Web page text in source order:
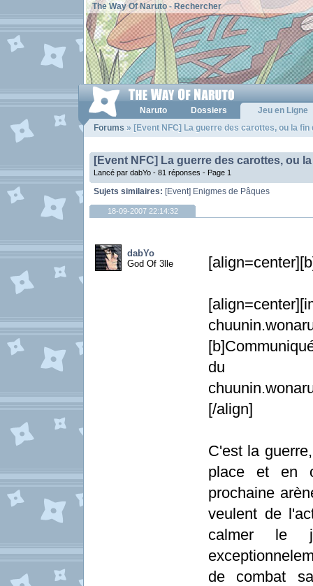
The Way Of Naruto- Rechercher
Naruto Dossiers
Jeu en Ligne
Forums » [Event NFC] La guerre des carottes, ou la
[Event NFC] La guerre des carottes, ou
Lancé par dabYo - 81 réponses - Page 1
Sujets similaires: [Event] Enigmes de Pâques
18-09-2007 22:14:32
dabYo
God Of 3lle
du
[/align]
C'est la
place et en
prochaine
veulent de
calmer le
de combat